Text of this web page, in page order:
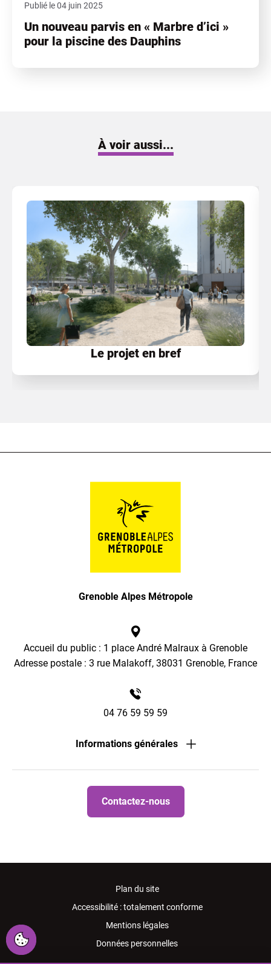
Un nouveau parvis en « Marbre d’ici »
pour la piscine des Dauphins
Publié le 04 juin 2025
À voir aussi...
Le projet en bref
Grenoble Alpes Métropole
Accueil du public : 1 place André Malraux à Grenoble
Adresse postale : 3 rue Malakoff, 38031 Grenoble, France
04 76 59 59 59
Informations générales
Contactez-nous
Plan du site
Accessibilité : totalement conforme
Mentions légales
Données personnelles